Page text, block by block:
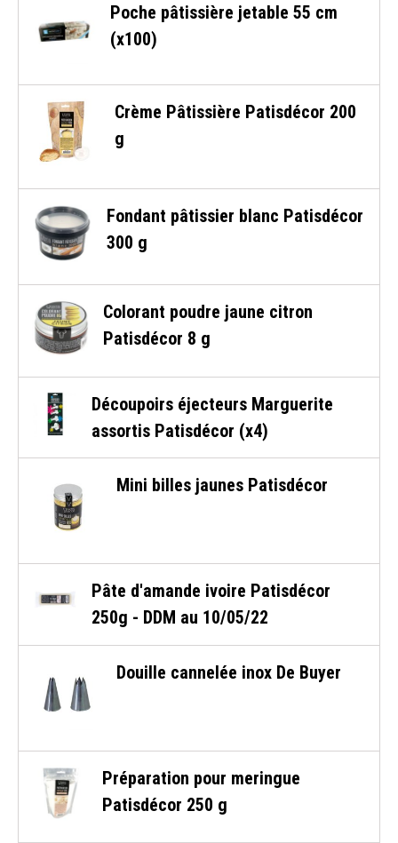
Poche pâtissière jetable 55 cm
(x100)
Crème Pâtissière Patisdécor 200
g
Fondant pâtissier blanc Patisdécor
300 g
Colorant poudre jaune citron
Patisdécor 8 g
Découpoirs éjecteurs Marguerite
assortis Patisdécor (x4)
Mini billes jaunes Patisdécor
Pâte d'amande ivoire Patisdécor
250g - DDM au 10/05/22
Douille cannelée inox De Buyer
Préparation pour meringue
Patisdécor 250 g